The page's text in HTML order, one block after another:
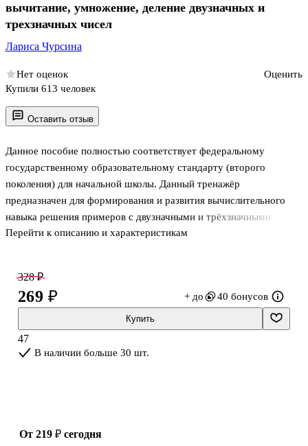
Оставить отзыв
Данное пособие полностью соответствует федеральному
государственному образовательному стандарту (второго
поколения) для начальной школы. Данный тренажёр
предназначен для формирования и развития вычислительного
навыка решения примеров с двузначными и трёхзначными
числами в пределах тысячи в 3-4-х классах. Решив примеры,
выразительности речи. Пособие предназначено учащимся,
учителям начальной школы и родителям, которые хотят помочь
своим детям преодолеть трудности в освоении программы.
Перейти к описанию и характеристикам
вычитание, умножение, деление двузначных и
трехзначных чисел
Лариса Чурсина
Нет оценок
Оценить
Купили 613 человек
328 ₽
269 ₽ + до 40 бонусов
Купить
47
В наличии больше 30 шт.
от 219 ₽ сегодня